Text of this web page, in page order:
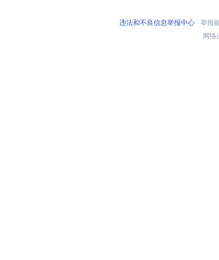
违法和不良信息举报中心举报
网